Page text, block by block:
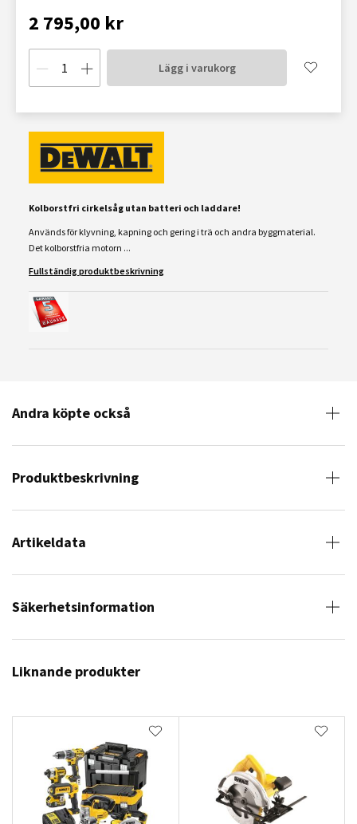
2 795,00 kr
Lägg i varukorg
Kolborstfri cirkelsåg utan batteri och laddare!
Används för klyvning, kapning och gering i trä och andra byggmaterial.
Det kolborstfria motorn ...
Fullständig produktbeskrivning
Andra köpte också
Produktbeskrivning
Artikeldata
Säkerhetsinformation
Liknande produkter